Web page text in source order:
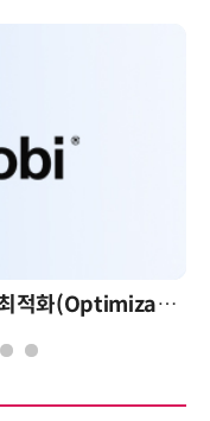
AI 시대의 의사결정을 바꾸는 수리최적화(Optimization): 실제 산업 적용 사례와 활용 전략